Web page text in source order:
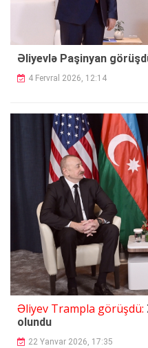
Əliyevlə Paşinyan
4 Fervral 2026, 12:14
Əliyev Trampla görüşdü:
olundu
22 Yanvar 2026, 17:35